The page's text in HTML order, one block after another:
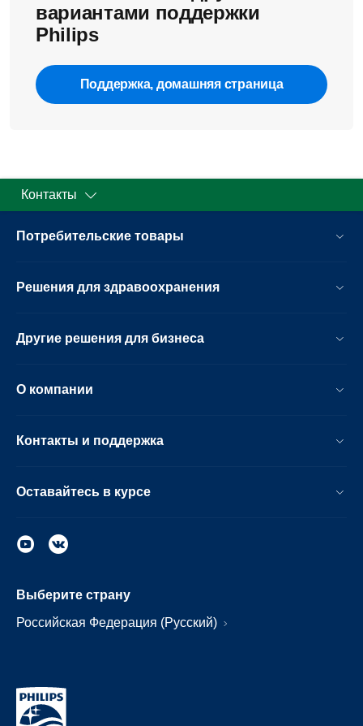
вариантами поддержки
Philips
Поддержка, домашняя страница
Контакты
Потребительские товары
Решения для здравоохранения
Другие решения для бизнеса
О компании
Контакты и поддержка
Оставайтесь в курсе
Выберите страну
Российская Федерация (Русский)